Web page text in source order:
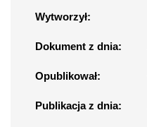
Wytworzył:
Dokument z dnia:
Opublikował:
Publikacja z dnia: